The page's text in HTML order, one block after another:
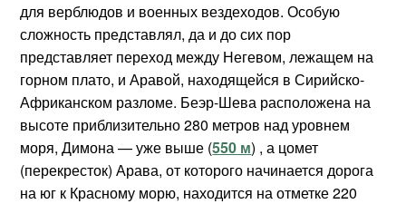
для верблюдов и военных вездеходов. Особую
сложность представлял, да и до сих пор
представляет переход между Негевом, лежащем на
горном плато, и Аравой, находящейся в Сирийско-
Африканском разломе. Беэр-Шева расположена на
высоте приблизительно 280 метров над уровнем
моря, Димона — уже выше (550 м) , а цомет
(перекресток) Арава, от которого начинается дорога
на юг к Красному морю, находится на отметке 220